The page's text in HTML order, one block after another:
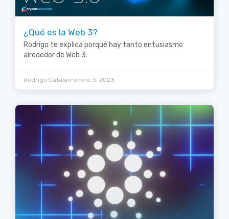
¿Qué es la Web 3?
Rodrigo te explica porqué hay tanto entusiasmo
alrededor de Web 3.
Rodrigo Catalán•enero 3, 2023